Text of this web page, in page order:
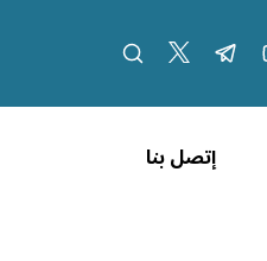
إتصل بنا